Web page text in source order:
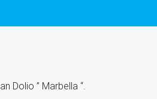
Dolio ” Marbella “.